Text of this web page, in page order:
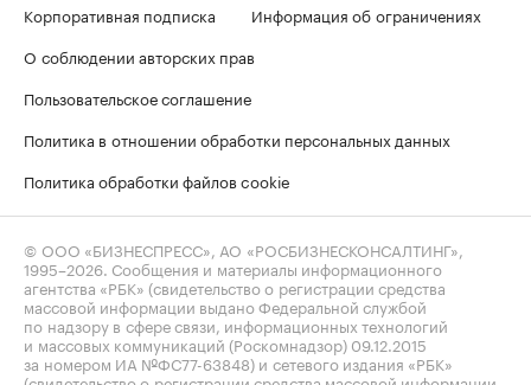
Корпоративная подписка
Информация об ограничениях
О соблюдении авторских прав
Пользовательское соглашение
Политика в отношении обработки персональных данных
Политика обработки файлов cookie
© ООО «БИЗНЕСПРЕСС», АО «РОСБИЗНЕСКОНСАЛТИНГ»,
1995–2026 . Сообщения и материалы информационного
агентства «РБК» (свидетельство о регистрации средства
массовой информации выдано Федеральной службой
по надзору в сфере связи, информационных технологий
и массовых коммуникаций (Роскомнадзор) 09.12.2015
за номером ИА №ФС77-63848) и сетевого издания «РБК»